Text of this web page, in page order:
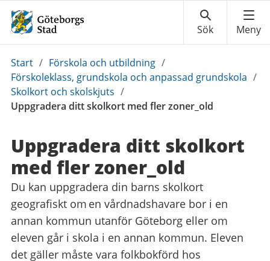
Du
är
här:
Start / Förskola och utbildning /
Förskoleklass, grundskola och anpassad grundskola /
Skolkort och skolskjuts /
Uppgradera ditt skolkort med fler zoner_old
Uppgradera ditt skolkort
med fler zoner_old
Du kan uppgradera din barns skolkort
geografiskt om en vårdnadshavare bor i en
annan kommun utanför Göteborg eller om
eleven går i skola i en annan kommun. Eleven
det gäller måste vara folkbokförd hos